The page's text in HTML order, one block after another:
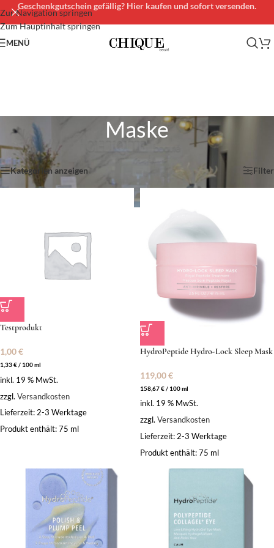
Zur Navigation springen
Zum Hauptinhalt springen
Geschenkgutschein gefällig? Hier kaufen und sofort versenden.
MENÜ
Maske
Start/Gesichtspflege Alle 11 Ergebnisse werden angezeigt
Kategorien anzeigen Filter
Testprodukt
1,00€
1,33€/ 100ml
inkl. 19 % MwSt.
zzgl. Versandkosten
Lieferzeit: 2-3 Werktage
Produkt enthält: 75 ml
HydroPeptide Hydro-Lock Sleep Mask
119,00€
158,67€/ 100ml
inkl. 19 % MwSt.
zzgl. Versandkosten
Lieferzeit: 2-3 Werktage
Produkt enthält: 75 ml